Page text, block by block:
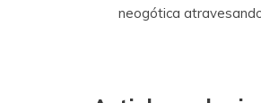
neogótica